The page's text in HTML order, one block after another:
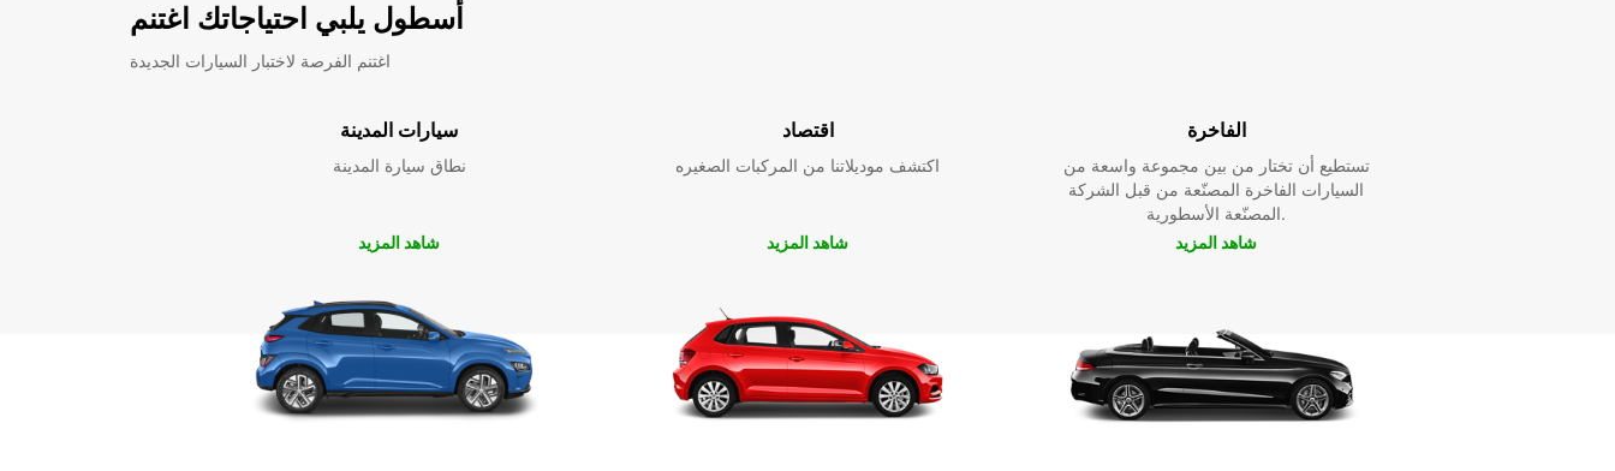
أسطول يلبي احتياجاتك اغتنم
اغتنم الفرصة لاختبار السيارات الجديدة
سيارات المدينة
نطاق سيارة المدينة
شاهد المزيد
اقتصاد
اكتشف موديلاتنا من المركبات الصغيره
شاهد المزيد
الفاخرة
تستطيع أن تختار من بين مجموعة واسعة من
السيارات الفاخرة المصنّعة من قبل الشركة
المصنّعة الأسطورية.
شاهد المزيد